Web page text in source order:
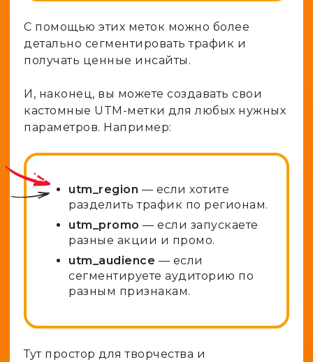
С помощью этих меток можно более
детально сегментировать трафик и
получать ценные инсайты.
И, наконец, вы можете создавать свои
кастомные UTM-метки для любых нужных
параметров. Например:
utm_region — если хотите
разделить трафик по регионам.
utm_promo — если запускаете
разные акции и промо.
utm_audience — если
сегментируете аудиторию по
разным признакам.
Тут простор для творчества и